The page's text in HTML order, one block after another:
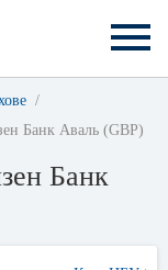
Банк Аваль (GBP)
Банк